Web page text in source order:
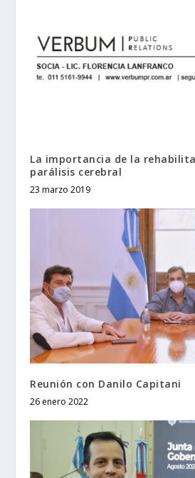
La importancia de la
parálisis cerebral
23 marzo 2019
Reunión con Danilo Capitani
26 enero 2022